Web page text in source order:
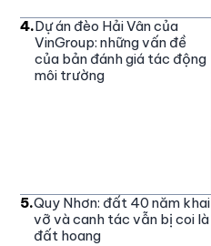
4.Dự án đèo Hải Vân của
VinGroup: những vấn đề
của bản đánh giá tác động
môi trường
5.Quy Nhơn: đất 40 năm khai
vỡ và canh tác vẫn bị coi là
đất hoang